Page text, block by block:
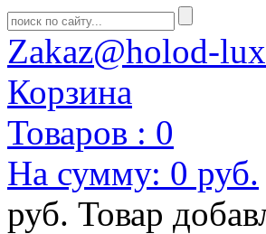
Zakaz@holod-
Корзина
Товаров : 0
На сумму: 0 руб.
руб. Товар